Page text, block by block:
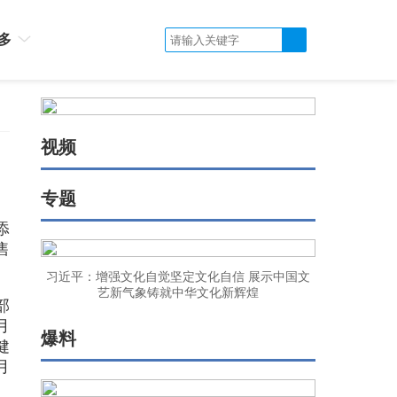
视频
专题
习近平：增强文化自觉坚定文化自信 展示中国文
艺新气象铸就中华文化新辉煌
爆料